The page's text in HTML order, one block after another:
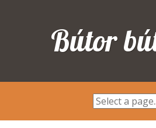
Bútor